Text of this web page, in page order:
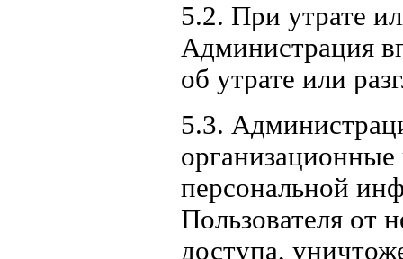
5.2. При утрате
Администрация
об утрате или
5.3.
персональной
Пользователя от
доступа,